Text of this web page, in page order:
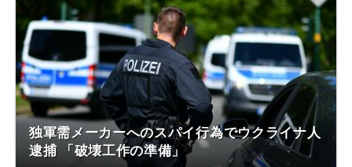
独軍需メーカーへのスパイ行為でウクライナ人
逮捕 「破壊工作の準備」